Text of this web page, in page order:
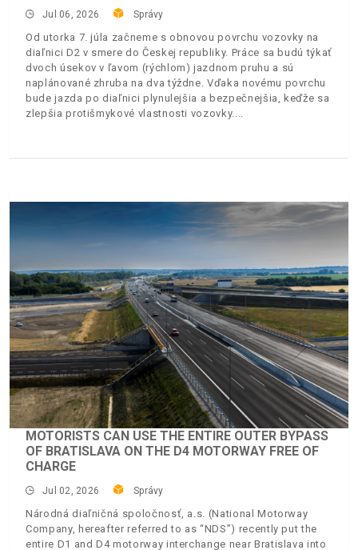
Jul 06, 2026 Správy
Od utorka 7. júla začneme s obnovou povrchu vozovky na
diaľnici D2 v smere do Českej republiky. Práce sa budú týkať
dvoch úsekov v ľavom (rýchlom) jazdnom pruhu a sú
naplánované zhruba na dva týždne. Vďaka novému povrchu
bude jazda po diaľnici plynulejšia a bezpečnejšia, keďže sa
zlepšia protišmykové vlastnosti vozovky.
MOTORISTS CAN USE THE ENTIRE OUTER BYPASS
OF BRATISLAVA ON THE D4 MOTORWAY FREE OF
CHARGE
Jul 02, 2026 Správy
Národná diaľničná spoločnosť, a.s. (National Motorway
Company, hereafter referred to as “NDS”) recently put the
entire D1 and D4 motorway interchange near Bratislava into